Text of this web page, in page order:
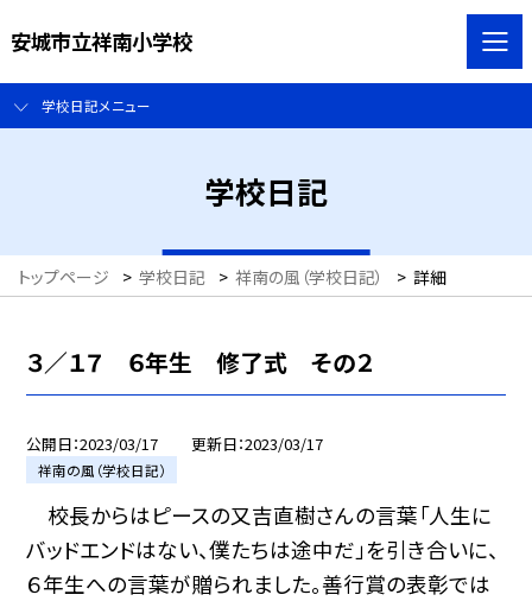
安城市立祥南小学校
学校日記メニュー
学校日記
トップページ > 学校日記 > 祥南の風（学校日記） > 詳細
３／１７ ６年生 修了式 その２
公開日 2023/03/17 更新日 2023/03/17
祥南の風（学校日記）
校長からはピースの又吉直樹さんの言葉「人生に
バッドエンドはない、僕たちは途中だ」を引き合いに、
６年生への言葉が贈られました。善行賞の表彰では